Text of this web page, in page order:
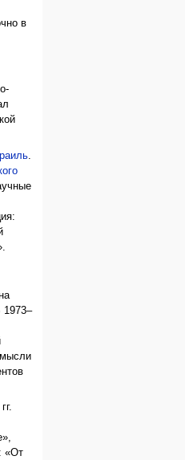
в
1973–
«От